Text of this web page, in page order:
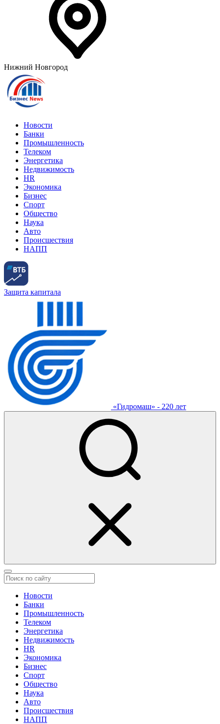
Нижний Новгород
Новости
Банки
Промышленность
Телеком
Энергетика
Недвижимость
HR
Экономика
Бизнес
Спорт
Общество
Наука
Авто
Происшествия
НАПП
Защита капитала
«Гидромаш» - 220 лет
Новости
Банки
Промышленность
Телеком
Энергетика
Недвижимость
HR
Экономика
Бизнес
Спорт
Общество
Наука
Авто
Происшествия
НАПП